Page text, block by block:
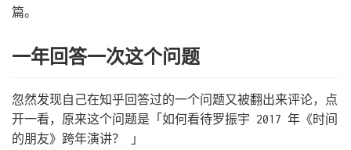
篇。
一年回答一次这个问题
忽然发现自己在知乎回答过的一个问题又被翻出来评论，点
开一看，原来这个问题是「如何看待罗振宇 2017 年《时间
的朋友》跨年演讲？ 」